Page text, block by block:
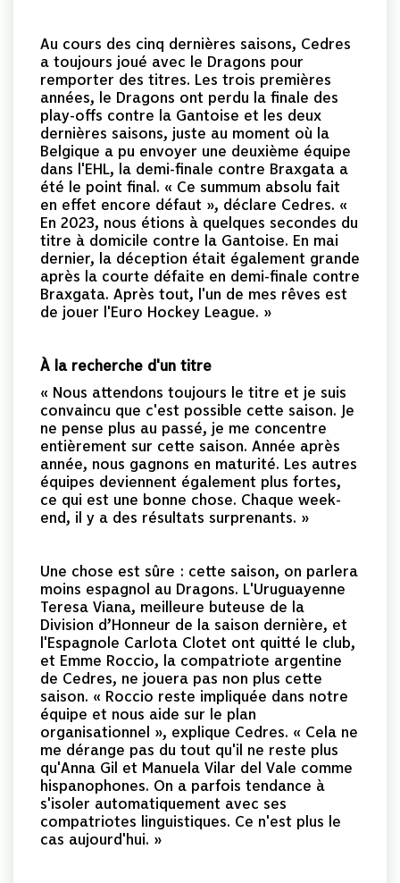
Au cours des cinq dernières saisons, Cedres
a toujours joué avec le Dragons pour
remporter des titres. Les trois premières
années, le Dragons ont perdu la finale des
play-offs contre la Gantoise et les deux
dernières saisons, juste au moment où la
Belgique a pu envoyer une deuxième équipe
dans l'EHL, la demi-finale contre Braxgata a
été le point final. « Ce summum absolu fait
en effet encore défaut », déclare Cedres. «
En 2023, nous étions à quelques secondes du
titre à domicile contre la Gantoise. En mai
dernier, la déception était également grande
après la courte défaite en demi-finale contre
Braxgata. Après tout, l'un de mes rêves est
de jouer l'Euro Hockey League. »
À la recherche d'un titre
« Nous attendons toujours le titre et je suis
convaincu que c'est possible cette saison. Je
ne pense plus au passé, je me concentre
entièrement sur cette saison. Année après
année, nous gagnons en maturité. Les autres
équipes deviennent également plus fortes,
ce qui est une bonne chose. Chaque week-
end, il y a des résultats surprenants. »
Une chose est sûre : cette saison, on parlera
moins espagnol au Dragons. L'Uruguayenne
Teresa Viana, meilleure buteuse de la
Division d’Honneur de la saison dernière, et
l'Espagnole Carlota Clotet ont quitté le club,
et Emme Roccio, la compatriote argentine
de Cedres, ne jouera pas non plus cette
saison. « Roccio reste impliquée dans notre
équipe et nous aide sur le plan
organisationnel », explique Cedres. « Cela ne
me dérange pas du tout qu'il ne reste plus
qu'Anna Gil et Manuela Vilar del Vale comme
hispanophones. On a parfois tendance à
s'isoler automatiquement avec ses
compatriotes linguistiques. Ce n'est plus le
cas aujourd'hui. »